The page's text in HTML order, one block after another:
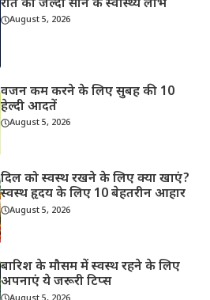
रात को जल्दी सोने के स्वास्थ्य लाभ
August 5, 2026
वजन कम करने के लिए सुबह की 10
हेल्दी आदतें
August 5, 2026
दिल को स्वस्थ रखने के लिए क्या खाएं?
स्वस्थ हृदय के लिए 10 बेहतरीन आहार
August 5, 2026
बारिश के मौसम में स्वस्थ रहने के लिए
अपनाएं ये जरूरी टिप्स